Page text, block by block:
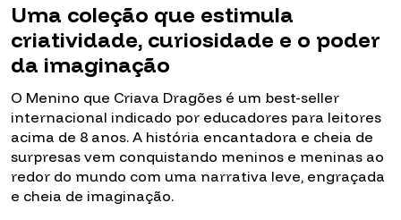
Uma coleção que estimula
criatividade, curiosidade e o poder
da imaginação
O Menino que Criava Dragões é um best-seller
internacional indicado por educadores para leitores
acima de 8 anos. A história encantadora e cheia de
surpresas vem conquistando meninos e meninas ao
redor do mundo com uma narrativa leve, engraçada
e cheia de imaginação.